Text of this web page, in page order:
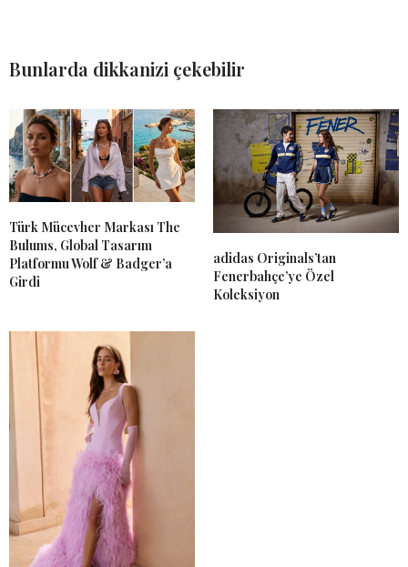
Bunlarda dikkanizi çekebilir
Türk Mücevher Markası The
Bulums, Global Tasarım
Platformu Wolf & Badger’a
Girdi
adidas Originals’tan
Fenerbahçe’ye Özel
Koleksiyon